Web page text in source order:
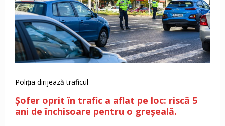
Poliția dirijează traficul
Șofer oprit în trafic a aflat pe loc: riscă 5
ani de închisoare pentru o greșeală.